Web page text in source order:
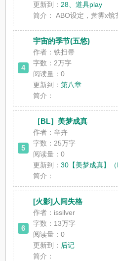
更新到： 28、道具play
简介：
ABO设定，萧霁x镜
4
宇宙的季节(五悠)
作者：铁扫帚
字数：2万字
阅读量：0
更新到：第八章
简介：
5
［BL］美梦成真
作者：辛卉
字数：25万字
阅读量：0
更新到：30【美梦成真】（
简介：
6
[火影]人间失格
作者：issilver
字数：13万字
阅读量：0
更新到： 后记
简介：